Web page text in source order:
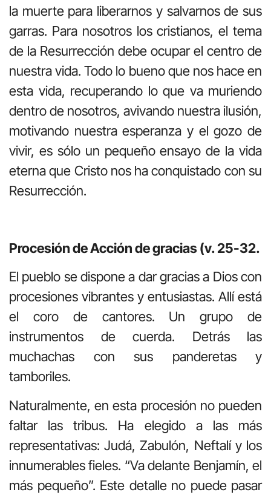
la muerte para liberarnos y salvarnos de sus
garras. Para nosotros los cristianos, el tema
de la Resurrección debe ocupar el centro de
nuestra vida. Todo lo bueno que nos hace en
esta vida, recuperando lo que va muriendo
dentro de nosotros, avivando nuestra ilusión,
motivando nuestra esperanza y el gozo de
vivir, es sólo un pequeño ensayo de la vida
eterna que Cristo nos ha conquistado con su
Resurrección.
Procesión de Acción de gracias (v. 25-32.
El pueblo se dispone a dar gracias a Dios con
procesiones vibrantes y entusiastas. Allí está
el coro de cantores. Un grupo de
instrumentos de cuerda. Detrás las
muchachas con sus panderetas y
tamboriles.
Naturalmente, en esta procesión no pueden
faltar las tribus. Ha elegido a las más
representativas: Judá, Zabulón, Neftalí y los
innumerables fieles. “Va delante Benjamín, el
más pequeño”. Este detalle no puede pasar